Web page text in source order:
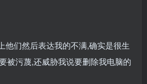
他们然后表达我的不满,确实是很生
被污蔑,还威胁我说要删除我电脑的